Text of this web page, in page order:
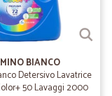
2020
BIANCO
Detersivo Lavatrice
50 Lavaggi 2000